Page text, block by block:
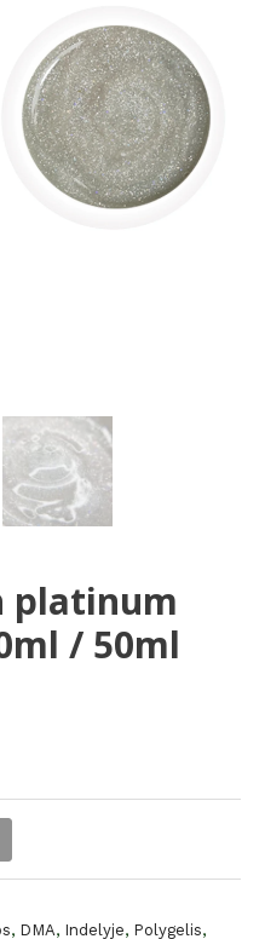
platinum
/ 50ml
, DMA, Indelyje, Polygelis,